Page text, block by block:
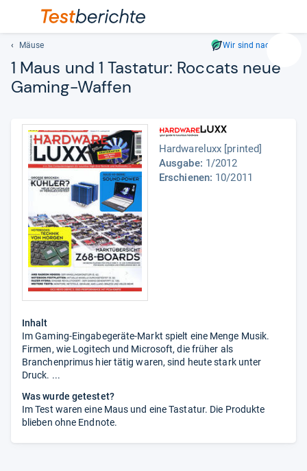
Geben
Mäuse Wir sind nachhaltig
1 Maus und 1 Tasta­tur: Roc­cats neue
Gaming-​Waf­fen
Hardwareluxx [printed]
Ausgabe: 1/2012
Erschienen: 10/2011
Inhalt
Im Gaming-Eingabegeräte-Markt spielt eine Menge Musik.
Firmen, wie Logitech und Microsoft, die früher als
Branchenprimus hier tätig waren, sind heute stark unter
Druck. ...
Was wurde getestet?
Im Test waren eine Maus und eine Tastatur. Die Produkte
blieben ohne Endnote.